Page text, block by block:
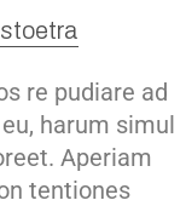
re pudiare ad
harum simul
Aperiam
tentiones